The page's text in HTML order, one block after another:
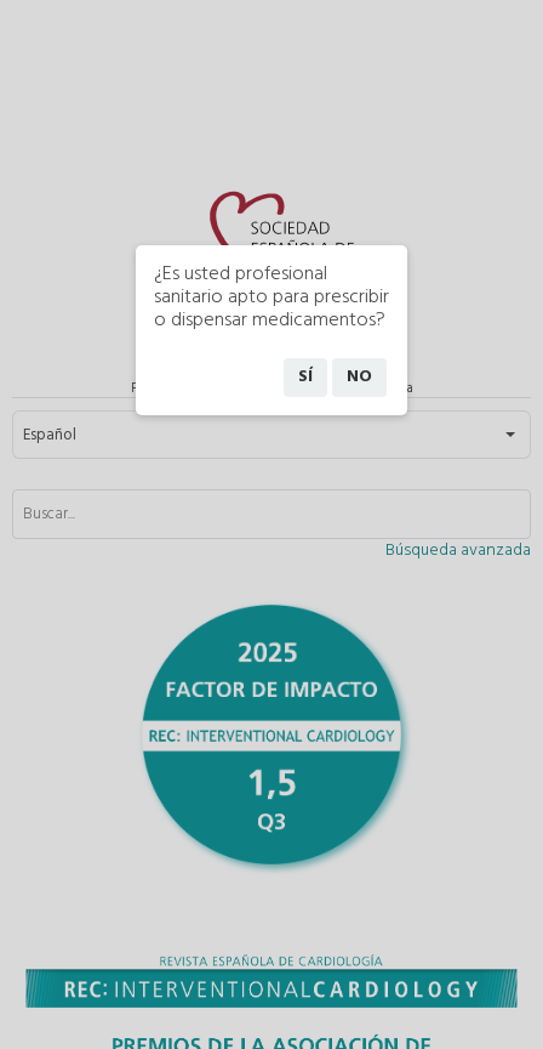
Publicación de la Sociedad Española de Cardiología
Seleccione su idioma
Español
Búsqueda avanzada
¿Es usted profesional
sanitario apto para prescribir
o dispensar medicamentos?
SÍ NO